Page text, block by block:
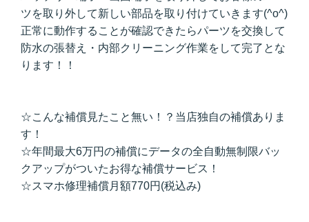
ツを取り外して新しい部品を取り付けていきます(^o^)
正常に動作することが確認できたらパーツを交換して
防水の張替え・内部クリーニング作業をして完了とな
ります！！
☆こんな補償見たこと無い！？当店独自の補償ありま
す！
☆年間最大6万円の補償にデータの全自動無制限バッ
クアップがついたお得な補償サービス！
☆スマホ修理補償月額770円(税込み)